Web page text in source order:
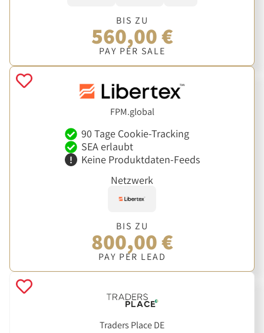
BIS ZU
560,00 €
PAY PER SALE
FPM.global
90 Tage Cookie-Tracking
SEA erlaubt
Keine Produktdaten-Feeds
Netzwerk
BIS ZU
800,00 €
PAY PER LEAD
Traders Place DE